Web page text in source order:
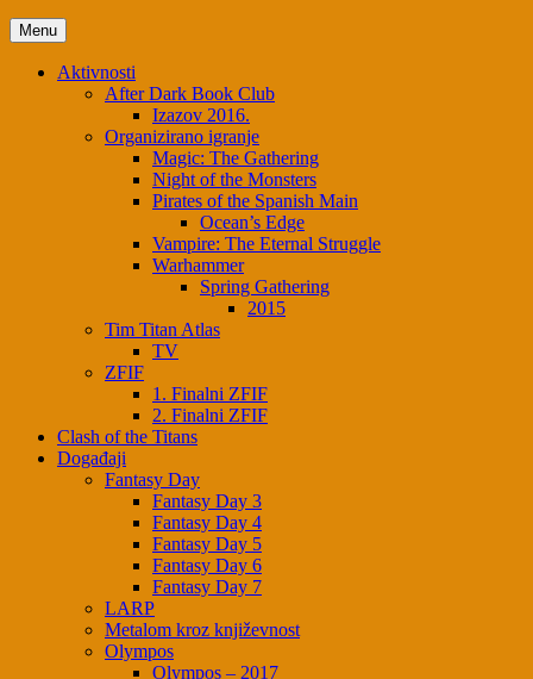
Menu
Aktivnosti
After Dark Book Club
Izazov 2016.
Organizirano igranje
Magic: The Gathering
Night of the Monsters
Pirates of the Spanish Main
Ocean’s Edge
Vampire: The Eternal Struggle
Warhammer
Spring Gathering
2015
Tim Titan Atlas
TV
ZFIF
1. Finalni ZFIF
2. Finalni ZFIF
Clash of the Titans
Događaji
Fantasy Day
Fantasy Day 3
Fantasy Day 4
Fantasy Day 5
Fantasy Day 6
Fantasy Day 7
LARP
Metalom kroz književnost
Olympos
Olympos – 2017